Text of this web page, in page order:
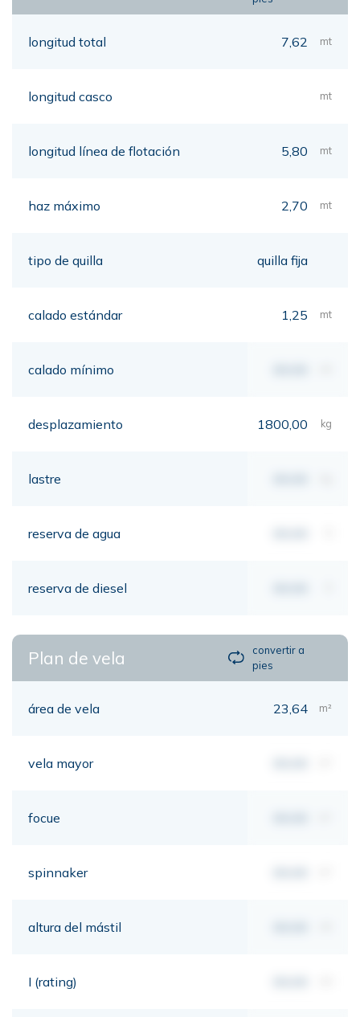
longitud total 7,62 mt
longitud casco mt
longitud línea de flotación 5,80 mt
haz máximo 2,70 mt
tipo de quilla quilla fija
calado estándar 1,25 mt
calado mínimo
desplazamiento 1800,00 kg
lastre
reserva de agua
reserva de diesel
Plan de vela
convertir a
pies
área de vela 23,64 m²
vela mayor
focue
spinnaker
altura del mástil
I (rating)